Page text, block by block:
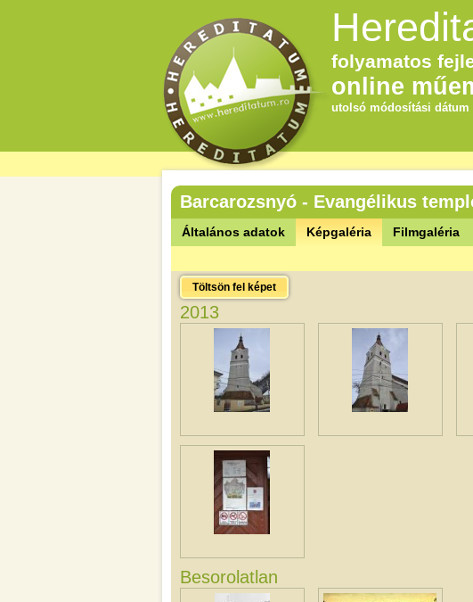
folyamatos
online
utolsó módosítási dátum
Barcarozsnyó - Evangélikus
Általános adatok Képgaléria Filmgaléria
Töltsön fel képet
2013
Besorolatlan